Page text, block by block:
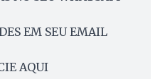
EM SEU EMAIL
AQUI